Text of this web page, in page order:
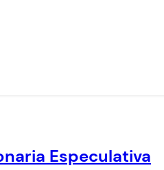
Especulativa